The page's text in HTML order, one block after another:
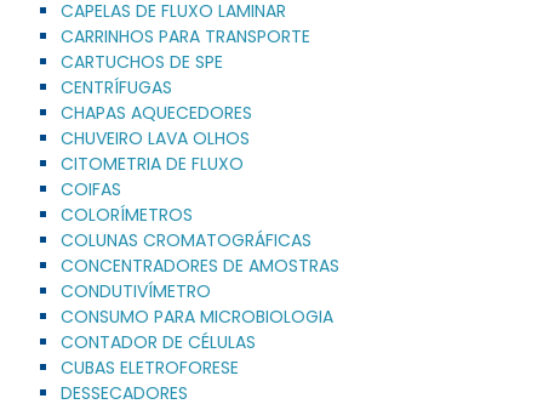
CAPELAS DE FLUXO LAMINAR
CARRINHOS PARA TRANSPORTE
CARTUCHOS DE SPE
CENTRÍFUGAS
CHAPAS AQUECEDORES
CHUVEIRO LAVA OLHOS
CITOMETRIA DE FLUXO
COIFAS
COLORÍMETROS
COLUNAS CROMATOGRÁFICAS
CONCENTRADORES DE AMOSTRAS
CONDUTIVÍMETRO
CONSUMO PARA MICROBIOLOGIA
CONTADOR DE CÉLULAS
CUBAS ELETROFORESE
DESSECADORES